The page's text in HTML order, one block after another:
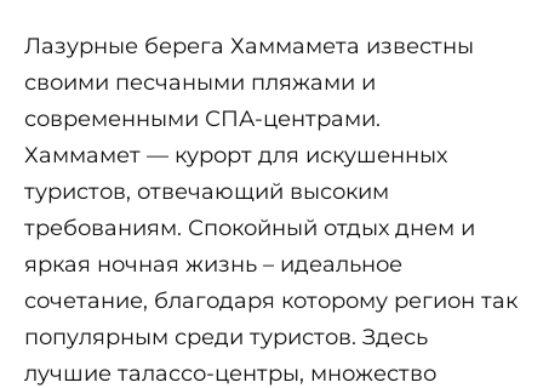
Лазурные берега Хаммамета известны
своими песчаными пляжами и
современными СПА-центрами.
Хаммамет — курорт для искушенных
туристов, отвечающий высоким
требованиям. Спокойный отдых днем и
яркая ночная жизнь – идеальное
сочетание, благодаря которому регион так
популярным среди туристов. Здесь
лучшие талассо-центры, множество